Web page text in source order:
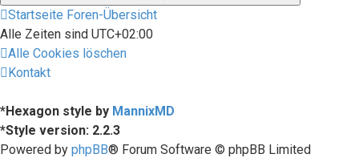
Startseite Foren-Übersicht
Alle Zeiten sind UTC+02:00
Alle Cookies löschen
Kontakt
*Hexagon style by MannixMD
*Style version: 2.2.3
Powered by phpBB® Forum Software © phpBB Limited